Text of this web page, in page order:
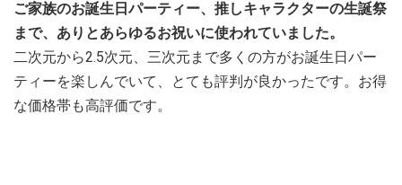
ご家族のお誕生日パーティー、推しキャラクターの生誕祭
まで、ありとあらゆるお祝いに使われていました。
二次元から2.5次元、三次元まで多くの方がお誕生日パー
ティーを楽しんでいて、とても評判が良かったです。お得
な価格帯も高評価です。